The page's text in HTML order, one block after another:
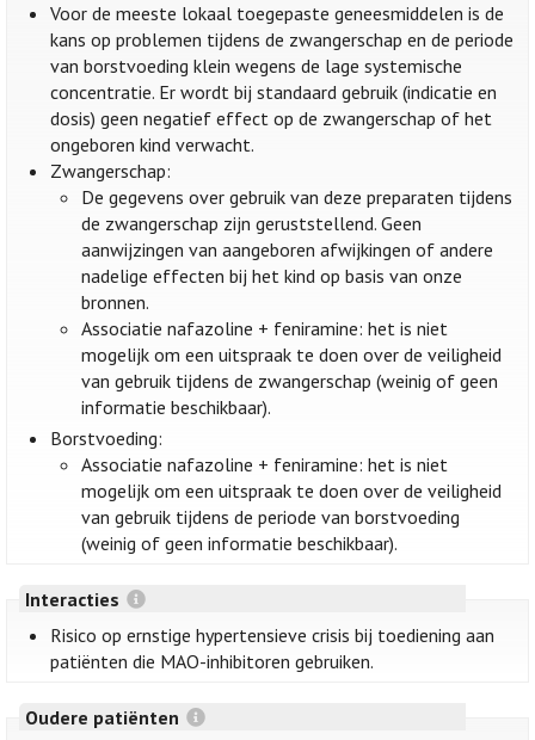
Voor de meeste lokaal toegepaste geneesmiddelen is de
kans op problemen tijdens de zwangerschap en de periode
van borstvoeding klein wegens de lage systemische
concentratie. Er wordt bij standaard gebruik (indicatie en
dosis) geen negatief effect op de zwangerschap of het
ongeboren kind verwacht.
Zwangerschap:
De gegevens over gebruik van deze preparaten tijdens
de zwangerschap zijn geruststellend. Geen
aanwijzingen van aangeboren afwijkingen of andere
nadelige effecten bij het kind op basis van onze
bronnen.
Associatie nafazoline + feniramine: het is niet
mogelijk om een uitspraak te doen over de veiligheid
van gebruik tijdens de zwangerschap (weinig of geen
informatie beschikbaar).
Borstvoeding:
Associatie nafazoline + feniramine: het is niet
mogelijk om een uitspraak te doen over de veiligheid
van gebruik tijdens de periode van borstvoeding
(weinig of geen informatie beschikbaar).
Interacties
Risico op ernstige hypertensieve crisis bij toediening aan
patiënten die MAO-inhibitoren gebruiken.
Oudere patiënten